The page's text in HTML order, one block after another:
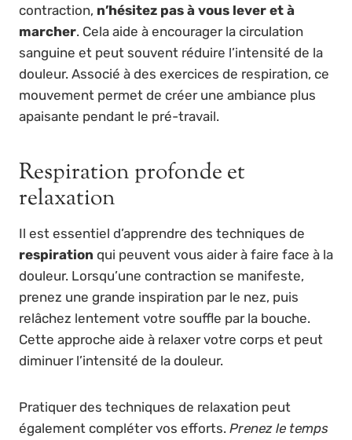
contraction, n’hésitez pas à vous lever et à
marcher. Cela aide à encourager la circulation
sanguine et peut souvent réduire l’intensité de la
douleur. Associé à des exercices de respiration, ce
mouvement permet de créer une ambiance plus
apaisante pendant le pré-travail.
Respiration profonde et
relaxation
Il est essentiel d’apprendre des techniques de
respiration qui peuvent vous aider à faire face à la
douleur. Lorsqu’une contraction se manifeste,
prenez une grande inspiration par le nez, puis
relâchez lentement votre souffle par la bouche.
Cette approche aide à relaxer votre corps et peut
diminuer l’intensité de la douleur.
Pratiquer des techniques de relaxation peut
également compléter vos efforts. Prenez le temps